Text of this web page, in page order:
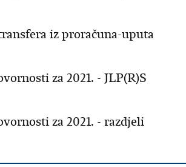
iz proračuna-uputa
za 2021. - JLP(R)S
za 2021. - razdjeli